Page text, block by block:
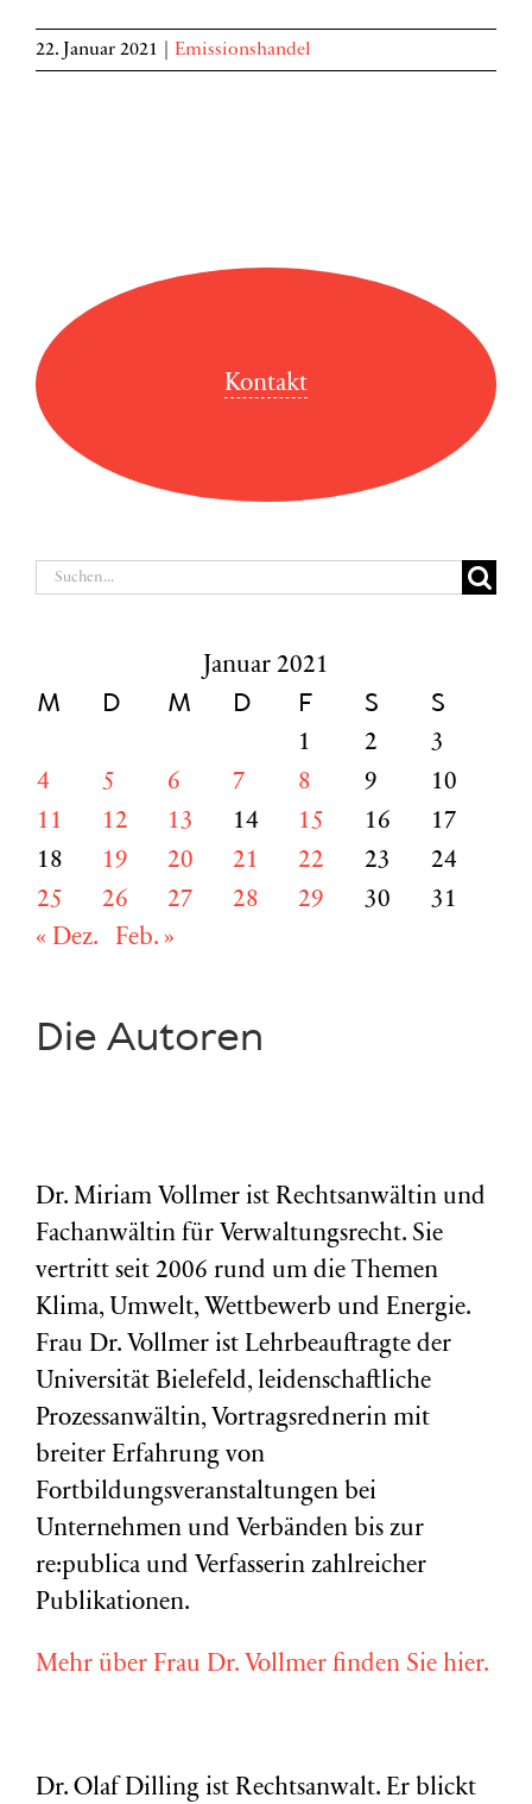
22. Januar 2021 Emissionshandel
Kontakt
Suche
Januar 2021
M D M D F S S
1 2
3
4
5 6 7 8 9
10
11
12 13 14 15 16
17
18
19 20 21 22 23
24
25
26 27 28 29 30
31
« Dez.
Feb. »
Die Autoren
Dr. Miriam Vollmer ist Rechtsanwältin und
Fachanwältin für Verwaltungsrecht. Sie
vertritt seit 2006 rund um die Themen
Klima, Umwelt, Wettbewerb und Energie.
Frau Dr. Vollmer ist Lehrbeauftragte der
Universität Bielefeld, leidenschaftliche
Prozessanwältin, Vortragsrednerin mit
breiter Erfahrung von
Fortbildungsveranstaltungen bei
Unternehmen und Verbänden bis zur
re:publica und Verfasserin zahlreicher
Publikationen.
Mehr über Frau Dr. Vollmer finden Sie hier.
Dr. Olaf Dilling ist Rechtsanwalt. Er blickt